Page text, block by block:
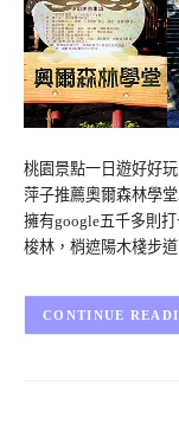
桃園景點一日遊好好
萍子推薦奧爾森林學
擁有google五千多則
梭林，梢遮陽木棧步
CONTINUE